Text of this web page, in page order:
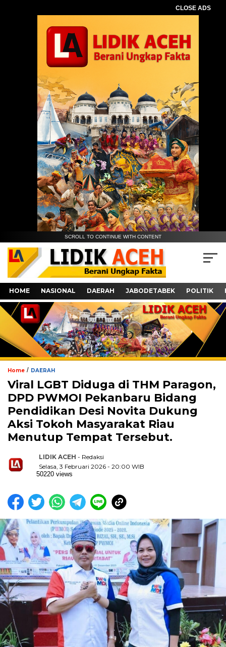
CLOSE ADS
SCROLL TO CONTINUE WITH CONTENT
HOME NASIONAL DAERAH JABODETABEK POLITIK
Home / DAERAH
Viral LGBT Diduga di THM Paragon,
DPD PWMOI Pekanbaru Bidang
Pendidikan Desi Novita Dukung
Aksi Tokoh Masyarakat Riau
Menutup Tempat Tersebut.
LIDIK ACEH - Redaksi
Selasa, 3 Februari 2026 - 20:00 WIB
50220 views